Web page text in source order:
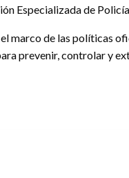
Especializada de
de las políticas
prevenir, controlar y